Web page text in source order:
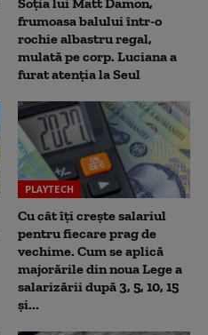
frumoasa balului într-o
rochie albastru regal,
mulată pe corp. Luciana a
furat atenția la Seul
PLAYTECH
Cu cât îți crește salariul
pentru fiecare prag de
vechime. Cum se aplică
majorările din noua Lege a
salarizării după 3, 5, 10, 15
și...